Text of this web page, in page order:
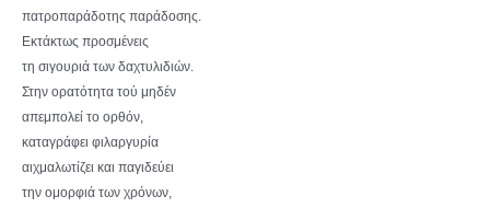
πατροπαράδοτης παράδοσης.
Εκτάκτως προσμένεις
τη σιγουριά των δαχτυλιδιών.
Στην ορατότητα τού μηδέν
απεμπολεί το ορθόν,
καταγράφει φιλαργυρία
αιχμαλωτίζει και παγιδεύει
την ομορφιά των χρόνων,